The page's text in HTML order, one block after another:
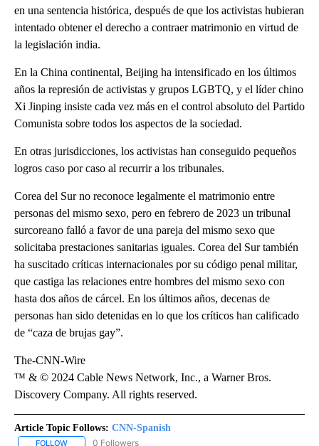
en una sentencia histórica, después de que los activistas hubieran
intentado obtener el derecho a contraer matrimonio en virtud de
la legislación india.
En la China continental, Beijing ha intensificado en los últimos
años la represión de activistas y grupos LGBTQ, y el líder chino
Xi Jinping insiste cada vez más en el control absoluto del Partido
Comunista sobre todos los aspectos de la sociedad.
En otras jurisdicciones, los activistas han conseguido pequeños
logros caso por caso al recurrir a los tribunales.
Corea del Sur no reconoce legalmente el matrimonio entre
personas del mismo sexo, pero en febrero de 2023 un tribunal
surcoreano falló a favor de una pareja del mismo sexo que
solicitaba prestaciones sanitarias iguales. Corea del Sur también
ha suscitado críticas internacionales por su código penal militar,
que castiga las relaciones entre hombres del mismo sexo con
hasta dos años de cárcel. En los últimos años, decenas de
personas han sido detenidas en lo que los críticos han calificado
de “caza de brujas gay”.
The-CNN-Wire
™ & © 2024 Cable News Network, Inc., a Warner Bros.
Discovery Company. All rights reserved.
Article Topic Follows: CNN-Spanish
FOLLOW FOLLOW "CNN-SPANISH" TO RECEIVE NOTIFICATIONS ABOUT
0 Followers